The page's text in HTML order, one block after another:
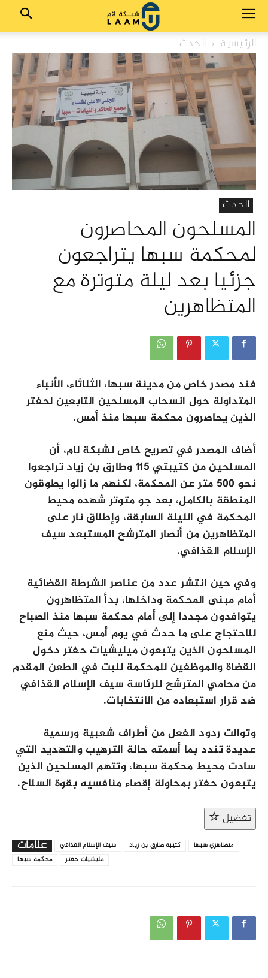
الرئيسية الحدث
الحدث
المسلحون المحاصرون
لمحكمة سبها يتراجعون
جزئيا بعد ليلة متوترة مع
المتظاهرين
فند مصدر خاص من مدينة سبها، الثلاثاء، الأنباء
المتداولة حول انسحاب المسلحين التابعين لحفتر
الذين يحاصرون محكمة سبها منذ أمس.
أضاف المصدر في تصريح خاص لشبكة لام، أن
المسلحين من كتيبتي 115 وطارق بن زياد تراجعوا
نحو 500 متر عن المحكمة، لكنهم ما زالوا يطوقون
المنطقة بالكامل، بعد جو متوتر شهده محيط
المحكمة في الليلة السابقة، وإطلاق نار على
المتظاهرين من أنصار المترشح المستبعد سيف
الإسلام القذافي.
وفي حين انتشر عدد من عناصر الشرطة القضائية
أمام مبنى المحكمة وداخلها، بدأ المتظاهرون
يتوافدون مجددا إلى أمام محكمة سبها منذ الصباح
للاحتجاج على ما حدث في يوم أمس، حيث منع
المسلحون الذين يتبعون ميليشيات حفتر دخول
القضاة والموظفين للمحكمة للبت في الطعن المقدم
من محامي المترشح للرئاسة سيف الإسلام القذافي
ضد قرار استبعاده من الانتخابات.
وتوالت ردود الفعل من أطراف شعبية ورسمية
عديدة تندد بما أسمته حالة الترهيب والتهديد التي
سادت محيط محكمة سبها، وتتهم المسلحين الذين
يتبعون حفتر بمحاولة إقصاء منافسيه بقوة السلاح.
تفضيل
علامات
سيف الإسلام القذافي كتيبة طارق بن زياد
متظاهري سبها
محكمة سبها
مليشيات حفتر